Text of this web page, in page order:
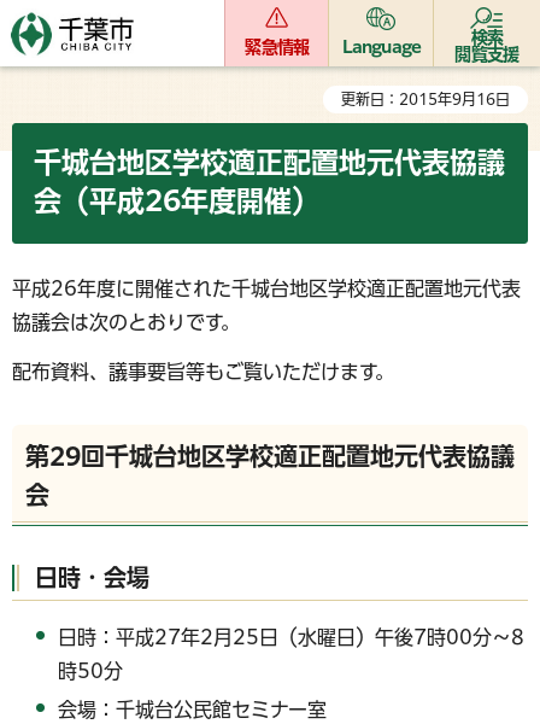
緊急情報 Language
検索
閲覧支援
更新日：2015年9月16日
千城台地区学校適正配置地元代表協議
会（平成26年度開催）
平成26年度に開催された千城台地区学校適正配置地元代表
協議会は次のとおりです。
配布資料、議事要旨等もご覧いただけます。
第29回千城台地区学校適正配置地元代表協議
会
日時・会場
日時：平成27年2月25日（水曜日）午後7時00分～8
時50分
会場：千城台公民館セミナー室